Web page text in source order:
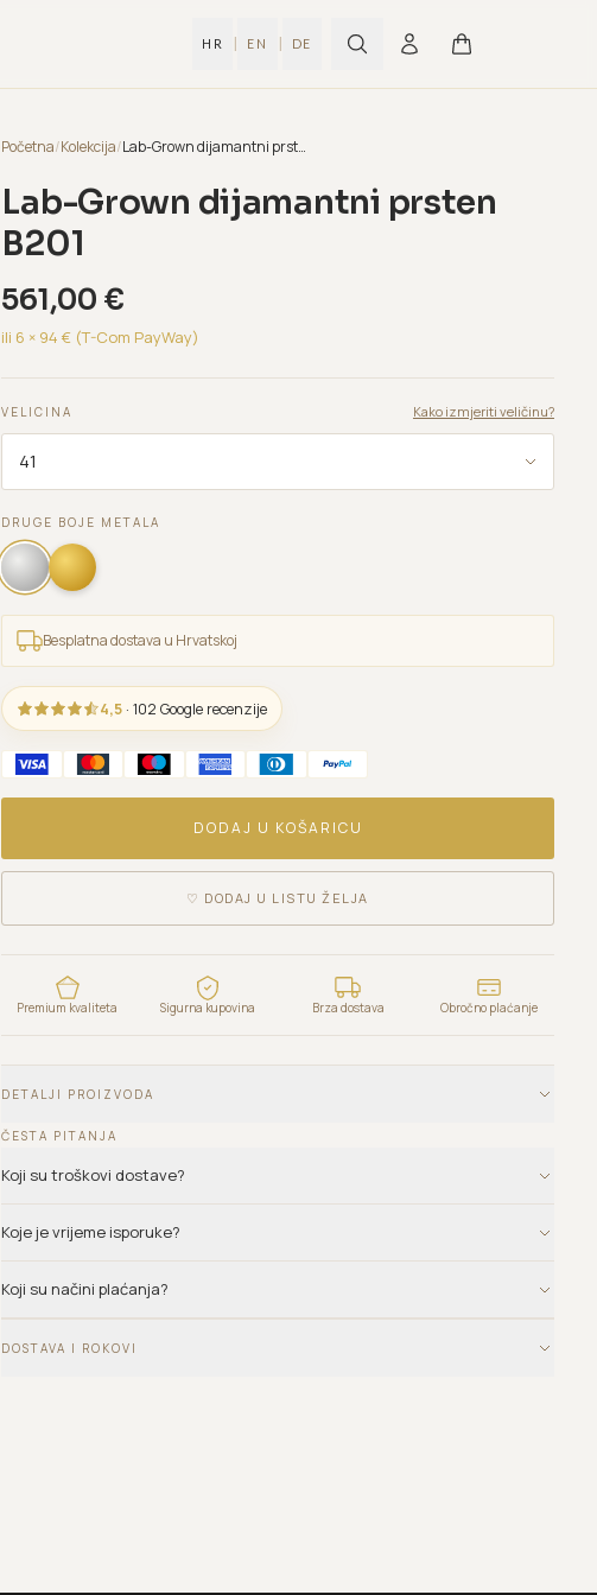
HR | EN | DE
Početna/Kolekcija/ Lab-Grown dijamantni prsten B201
Lab-Grown dijamantni prsten
B201
561,00 €
ili 6 × 94 € (T-Com PayWay)
VELICINA Kako izmjeriti veličinu?
DRUGE BOJE METALA
Besplatna dostava u Hrvatskoj
4,5 · 102 Google recenzije
DODAJ U KOŠARICU
♡ DODAJ U LISTU ŽELJA
Premium kvaliteta Sigurna kupovina Brza dostava Obročno plaćanje
DETALJI PROIZVODA
ČESTA PITANJA
Koji su troškovi dostave?
Koje je vrijeme isporuke?
Koji su načini plaćanja?
DOSTAVA I ROKOVI